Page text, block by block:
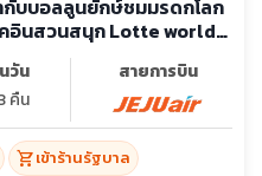
กับบอลลูนยักษ์ชมมรดกโลก
คอินสวนสนุก Lotte world
วัน
คืน
สายการบิน
shopping_cartเข้าร้านรัฐบาล